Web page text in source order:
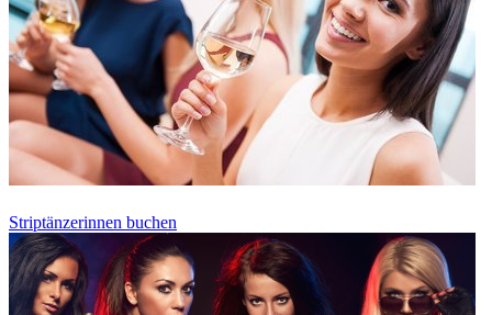
Striptänzerinnen buchen